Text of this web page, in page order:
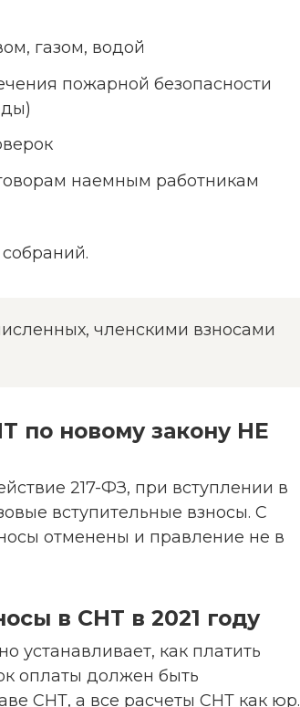
газом, водой
пожарной безопасности
наемным работникам
членскими взносами
по новому закону НЕ
217-ФЗ, при вступлении в
вступительные взносы. С
отменены и правление не в
в СНТ в 2021 году
устанавливает, как платить
оплаты должен быть
СНТ, а все расчеты СНТ как юр.